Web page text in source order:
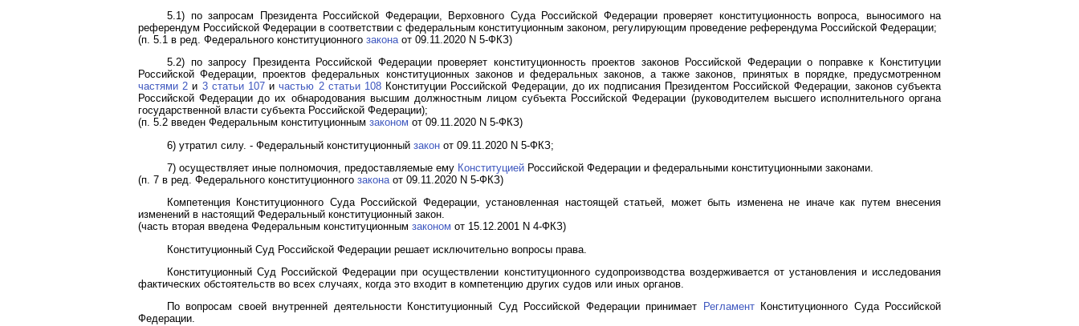
5.1) по запросам Президента Российской Федерации, Верховного Суда Российской Федерации проверяет конституционность вопроса, выносимого на
референдум Российской Федерации в соответствии с федеральным конституционным законом, регулирующим проведение референдума Российской Федерации;
(п. 5.1 в ред. Федерального конституционного законаот 09.11.2020 N 5-ФКЗ)
5.2) по запросу Президента Российской Федерации проверяет конституционность проектов законов Российской Федерации о поправке к Конституции
Российской Федерации, проектов федеральных конституционных законов и федеральных законов, а также законов, принятых в порядке, предусмотренном
частями 2 и 3 статьи 107ичастью 2 статьи 108Конституции Российской Федерации, до их подписания Президентом Российской Федерации, законов субъекта
Российской Федерации до их обнародования высшим должностным лицом субъекта Российской Федерации (руководителем высшего исполнительного органа
государственной власти субъекта Российской Федерации);
(п. 5.2 введен Федеральным конституционным законом от 09.11.2020 N 5-ФКЗ)
6) утратил силу. - Федеральный конституционный закон от 09.11.2020 N 5-ФКЗ;
7) осуществляет иные полномочия, предоставляемые ему Конституцией Российской Федерации и федеральными конституционными законами.
(п. 7 в ред. Федерального конституционного законаот 09.11.2020 N 5-ФКЗ)
Компетенция Конституционного Суда Российской Федерации, установленная настоящей статьей, может быть изменена не иначе как путем внесения
изменений в настоящий Федеральный конституционный закон.
(часть вторая введена Федеральным конституционным законом от 15.12.2001 N 4-ФКЗ)
Конституционный Суд Российской Федерации решает исключительно вопросы права.
Конституционный Суд Российской Федерации при осуществлении конституционного судопроизводства воздерживается от установления и исследования
фактических обстоятельств во всех случаях, когда это входит в компетенцию других судов или иных органов.
По вопросам своей внутренней деятельности Конституционный Суд Российской Федерации принимает
РегламентКонституционного Суда Российской
Федерации.